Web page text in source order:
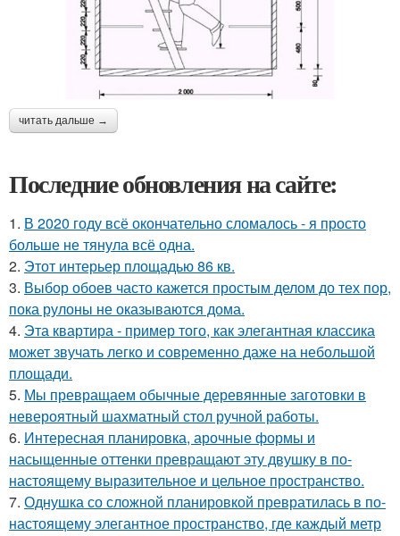
читать дальше →
Последние обновления на сайте:
1. В 2020 году всё окончательно сломалось - я просто
больше не тянула всё одна.
2. Этот интерьер площадью 86 кв.
3. Выбор обоев часто кажется простым делом до тех пор,
пока рулоны не оказываются дома.
4. Эта квартира - пример того, как элегантная классика
может звучать легко и современно даже на небольшой
площади.
5. Мы превращаем обычные деревянные заготовки в
невероятный шахматный стол ручной работы.
6. Интересная планировка, арочные формы и
насыщенные оттенки превращают эту двушку в по-
настоящему выразительное и цельное пространство.
7. Однушка со сложной планировкой превратилась в по-
настоящему элегантное пространство, где каждый метр